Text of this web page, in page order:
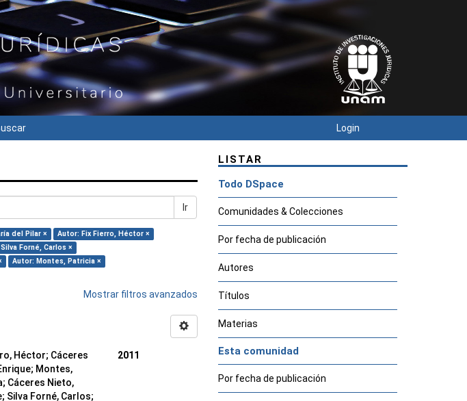
Login
Ir
del Pilar ×
Autor: Fix Fierro, Héctor ×
Forné, Carlos ×
Autor: Montes, Patricia ×
Mostrar filtros avanzados
Héctor; Cáceres
; Montes,
; Cáceres Nieto,
; Silva Forné, Carlos;
2011
LISTAR
Todo DSpace
Comunidades & Colecciones
Por fecha de publicación
Autores
Títulos
Materias
Esta comunidad
Por fecha de publicación